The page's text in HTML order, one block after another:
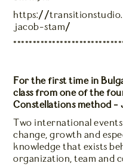
https://
jacob-stam/
For the first time in
class from one of the
Constellations method -
Two international
change, growth and
knowledge that exists
organization, team and